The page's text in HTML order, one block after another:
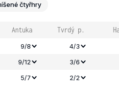
čtyřhry
Antuka Tvrdý p.
9/8
4/3
9/12
3/6
5/7
2/2